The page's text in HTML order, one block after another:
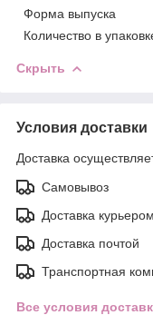
Форма выпуска
Количество в
Скрыть
Условия доставки
Доставка
Самовывоз
Доставка курьером
Доставка почтой
Транспортная
Все условия